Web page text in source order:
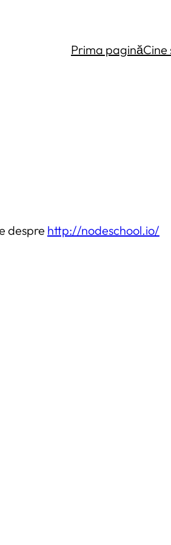
Prima paginăCine
despre http://nodeschool.io/